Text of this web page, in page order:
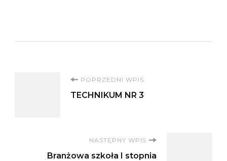
Nawigacja
POPRZEDNI WPIS
TECHNIKUM NR 3
NASTĘPNY WPIS
Branżowa szkoła I stopnia